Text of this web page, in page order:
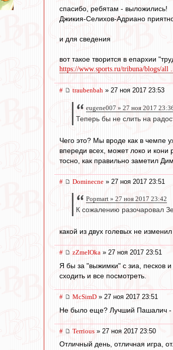
спасибо, ребятам - выложились!
Джикия-Селихов-Адриано
и для сведения
вот такое творится в епархии
https://www.sports.ru/tribuna/blogs/all
# traubenbah » 27 ноя 2017 23:53
eugene007 » 27 ноя 2017
Теперь бы не слить на
Чего это? Мы вроде как в чемпе
впереди всех, может локо и
тосно, как правильно заметил
# Dominecne » 27 ноя 2017 23:51
Popmart » 27 ноя 2017 23:42
К сожалению разочаровал
какой из двух голевых не
# zZmeIOka » 27 ноя 2017 23:51
Я бы за "выжимки" с зиа, песков
сходить и все посмотреть.
# McSimD » 27 ноя 2017 23:51
Не было еще? Лучший Пашалич -
# Terrious » 27 ноя 2017 23:50
Отличный день, отличная игра,